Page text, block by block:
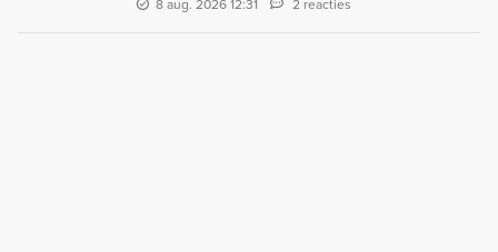
8 aug. 2026 12:31 2 reacties